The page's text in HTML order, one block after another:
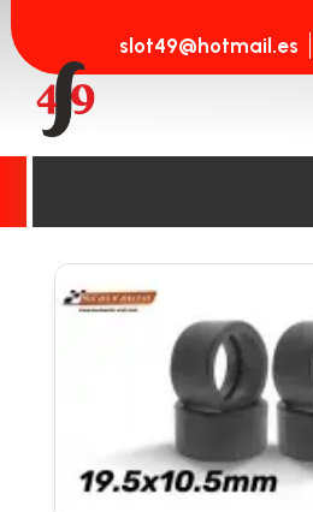
slot49@hotmail.es